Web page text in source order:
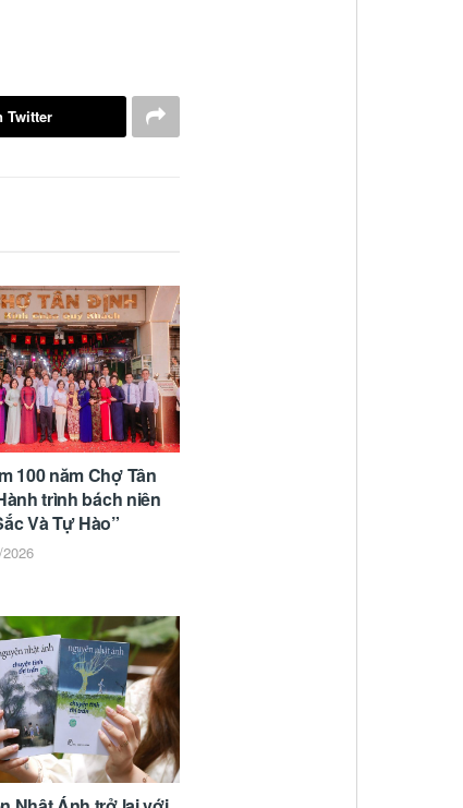
Twitter
100 năm Chợ Tân
trình bách niên
Và Tự Hào”